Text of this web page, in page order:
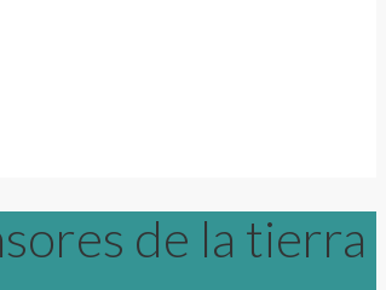
de la tierra